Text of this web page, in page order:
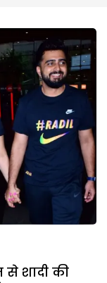
शादी की